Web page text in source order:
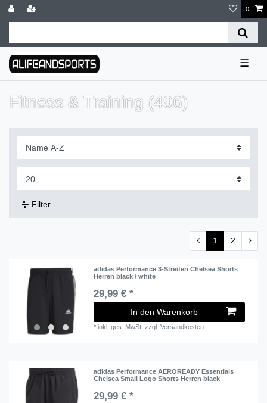
0
☰
Fitness & Training (496)
Filter
1 2
adidas Performance 3-Streifen Chelsea Shorts
Herren black / white
29,99 € *
In den Warenkorb
*inkl. ges. MwSt. zzgl.Versandkosten
adidas Performance AEROREADY Essentials
Chelsea Small Logo Shorts Herren black
29,99 € *